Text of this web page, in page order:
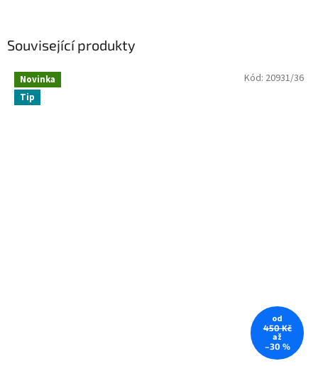
Související produkty
Novinka
Tip
od
450 Kč
až
–30 %
Kód: 20931/36